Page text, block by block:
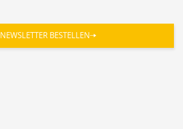
NEWSLETTER BESTELLEN